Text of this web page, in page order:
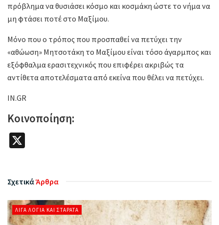
πρόβλημα να θυσιάσει κόσμο και κοσμάκη ώστε το νήμα να
μη φτάσει ποτέ στο Μαξίμου.
Μόνο που ο τρόπος που προσπαθεί να πετύχει την
«αθώωση» Μητσοτάκη το Μαξίμου είναι τόσο άγαρμπος και
εξόφθαλμα ερασιτεχνικός που επιφέρει ακριβώς τα
αντίθετα αποτελέσματα από εκείνα που θέλει να πετύχει.
IN.GR
Κοινοποίηση:
ΣχετικάΆρθρα
ΛΊΓΑ ΛΌΓΙΑ ΚΑΙ ΣΤΑΡΆΤΑ